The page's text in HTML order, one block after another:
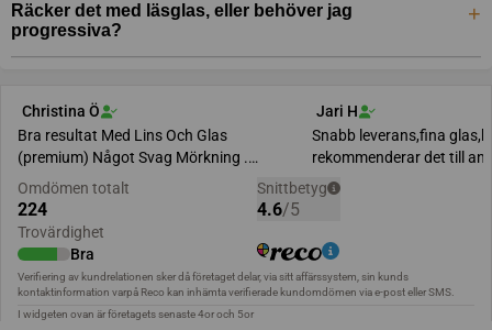
Räcker det med läsglas, eller behöver jag
progressiva?